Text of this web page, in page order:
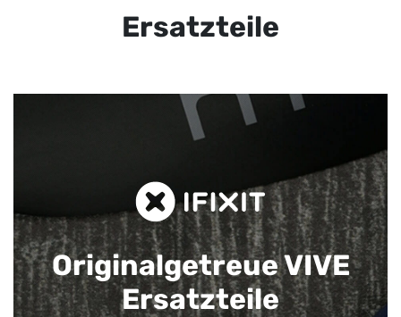
Ersatzteile
Originalgetreue VIVE
Ersatzteile